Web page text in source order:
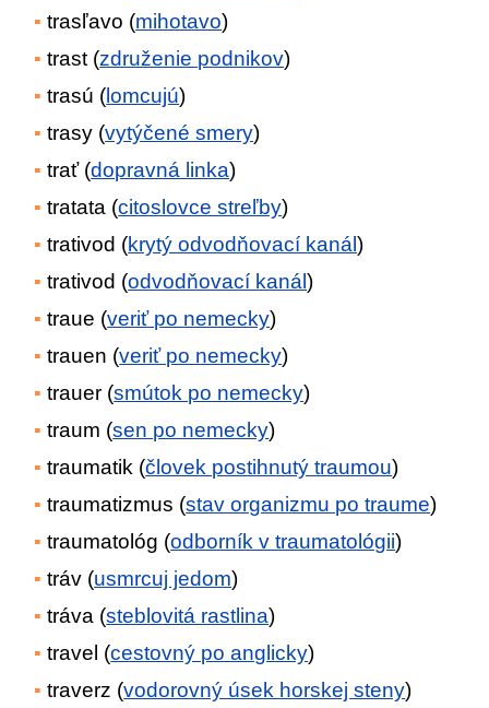
trasľavo (mihotavo)
trast (združenie podnikov)
trasú (lomcujú)
trasy (vytýčené smery)
trať (dopravná linka)
tratata (citoslovce streľby)
trativod (krytý odvodňovací kanál)
trativod (odvodňovací kanál)
traue (veriť po nemecky)
trauen (veriť po nemecky)
trauer (smútok po nemecky)
traum (sen po nemecky)
traumatik (človek postihnutý traumou)
traumatizmus (stav organizmu po traume)
traumatológ (odborník v traumatológii)
tráv (usmrcuj jedom)
tráva (steblovitá rastlina)
travel (cestovný po anglicky)
traverz (vodorovný úsek horskej steny)